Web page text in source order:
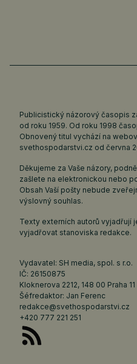
Publicistický názorový časopis
od roku 1959. Od roku 1998
Obnovený titul vychází na
svethospodarstvi.cz od června
Děkujeme za Vaše názory,
zašlete na elektronickou nebo
Obsah Vaší pošty nebude
výslovný souhlas.
Texty externích autorů vyjadřují
vyjadřovat stanoviska redakce.
Vydavatel: SH media, spol. s r.o.
IČ: 26150875
Kloknerova 2212, 148 00 Praha 11
Šéfredaktor: Jan Ferenc
redakce@svethospodarstvi.cz
+420 777 221 251